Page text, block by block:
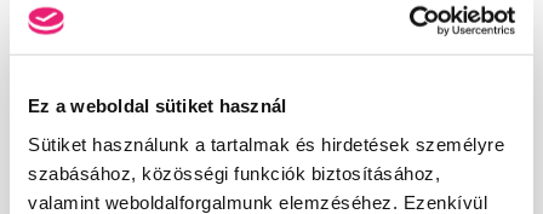
Ez a weboldal sütiket használ
Sütiket használunk a tartalmak és hirdetések személyre
szabásához, közösségi funkciók biztosításához,
valamint weboldalforgalmunk elemzéséhez. Ezenkívül
CSGT Csontosné G. Tímea Nail Academy
Képzés helyszíne:
A tanfolyam díja:
265 000 Ft
ÉRDEKLŐDÉS / JELENTKEZÉS